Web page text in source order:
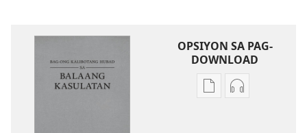
OPSIYON SA PAG-
DOWNLOAD
OpsiyonOpsiyon